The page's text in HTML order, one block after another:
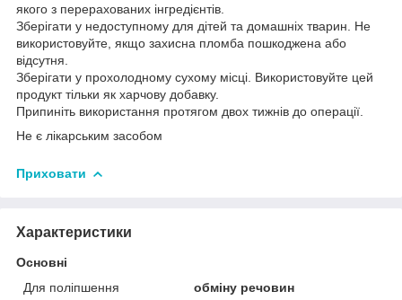
якого з перерахованих інгредієнтів.
Зберігати у недоступному для дітей та домашніх тварин. Не
використовуйте, якщо захисна пломба пошкоджена або
відсутня.
Зберігати у прохолодному сухому місці. Використовуйте цей
продукт тільки як харчову добавку.
Припиніть використання протягом двох тижнів до операції.
Не є лікарським засобом
Приховати
Характеристики
Основні
Для поліпшення
обміну речовин